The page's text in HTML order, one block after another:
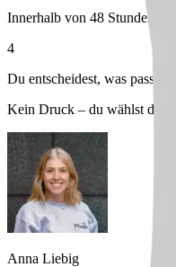
Innerhalb von 48 Stunden –
4
Du entscheidest, was passt
Kein Druck – du wählst den
Anna Liebig